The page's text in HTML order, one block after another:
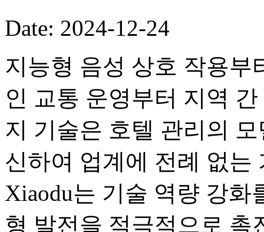
Date: 2024-12-24
지능형 음성 상호 작용부
인 교통 운영부터 지역
지 기술은 호텔 관리의
신하여 업계에 전례 없는
Xiaodu는 기술 역량 강
형 발전을 적극적으로 촉